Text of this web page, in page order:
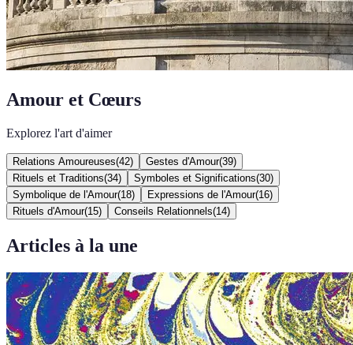
Amour et Cœurs
Explorez l'art d'aimer
Relations Amoureuses(42) Gestes d'Amour(39)
Rituels et Traditions(34) Symboles et Significations(30)
Symbolique de l'Amour(18) Expressions de l'Amour(16)
Rituels d'Amour(15) Conseils Relationnels(14)
Articles à la une